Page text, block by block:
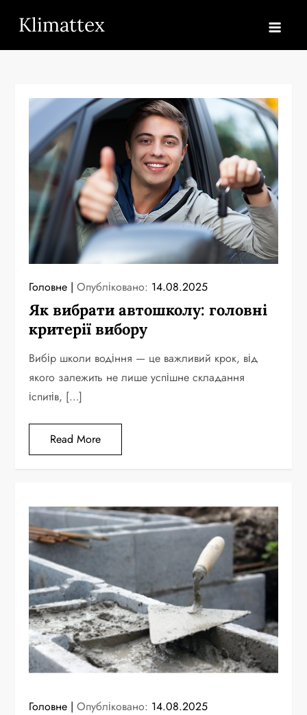
вмісту
Klimattex
Головне Опубліковано: 14.08.2025
Як вибрати автошколу: головні
критерії вибору
Вибір школи водіння — це важливий крок, від
якого залежить не лише успішне складання
іспитів, […]
Read More
Головне Опубліковано: 14.08.2025